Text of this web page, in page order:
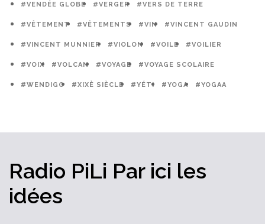
#VENDÉE GLOBE #VERGER #VERS DE TERRE
#VÊTEMENT #VÊTEMENTS #VIN #VINCENT GAUDIN
#VINCENT MUNNIER #VIOLON #VOILE #VOILIER
#VOIX #VOLCAN #VOYAGE #VOYAGE SCOLAIRE
#WENDIGO #XIXÈ SIÈCLE #YÉTI #YOGA #YOGAA
Radio PiLi Par ici les
idées